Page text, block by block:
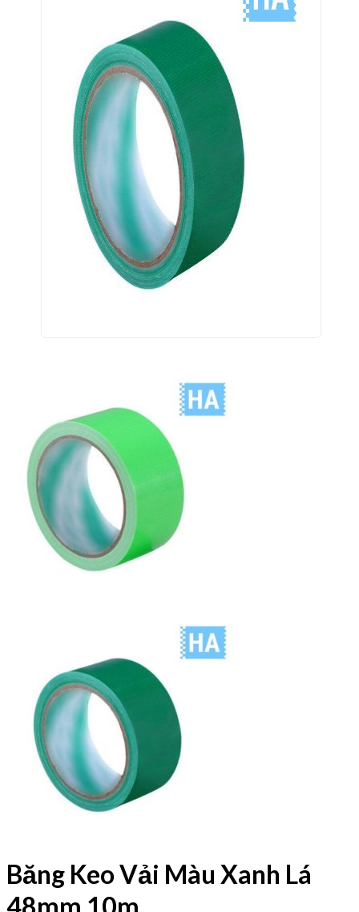
Băng Keo Vải Màu Xanh Lá